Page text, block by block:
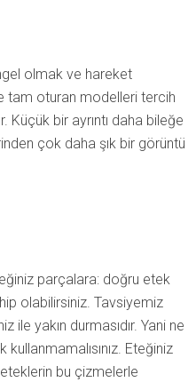
olmak ve hareket
tam oturan modelleri tercih
bir ayrıntı daha bileğe
çok daha şık bir görüntü
parçalara: doğru etek
olabilirsiniz. Tavsiyemiz
ile yakın durmasıdır. Yani ne
Eteğiniz
bu çizmelerle